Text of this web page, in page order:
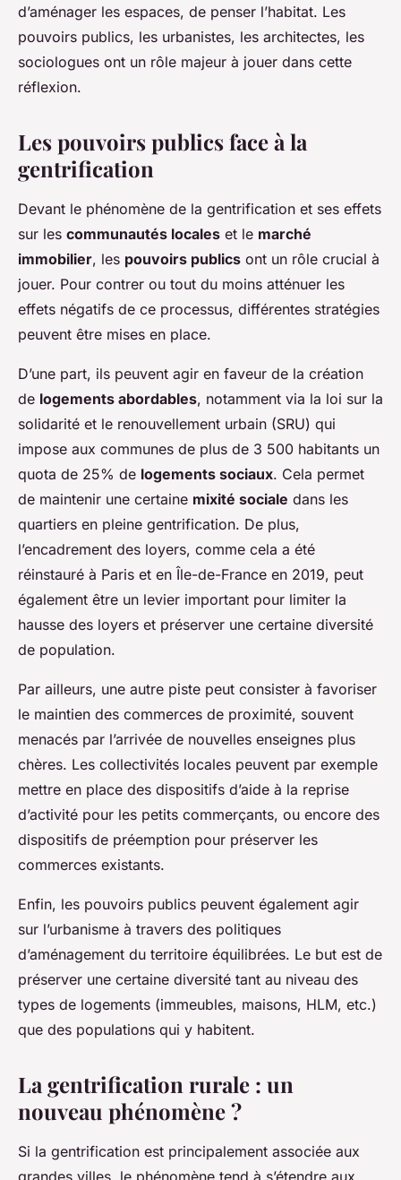
d’aménager les espaces, de penser l’habitat. Les
pouvoirs publics, les urbanistes, les architectes, les
sociologues ont un rôle majeur à jouer dans cette
réflexion.
Les pouvoirs publics face à la
gentrification
Devant le phénomène de la gentrification et ses effets
sur les communautés locales et le marché
immobilier, les pouvoirs publics ont un rôle crucial à
jouer. Pour contrer ou tout du moins atténuer les
effets négatifs de ce processus, différentes stratégies
peuvent être mises en place.
D’une part, ils peuvent agir en faveur de la création
de logements abordables, notamment via la loi sur la
solidarité et le renouvellement urbain (SRU) qui
impose aux communes de plus de 3 500 habitants un
quota de 25% de logements sociaux. Cela permet
de maintenir une certaine mixité sociale dans les
quartiers en pleine gentrification. De plus,
l’encadrement des loyers, comme cela a été
réinstauré à Paris et en Île-de-France en 2019, peut
également être un levier important pour limiter la
hausse des loyers et préserver une certaine diversité
de population.
Par ailleurs, une autre piste peut consister à favoriser
le maintien des commerces de proximité, souvent
menacés par l’arrivée de nouvelles enseignes plus
chères. Les collectivités locales peuvent par exemple
mettre en place des dispositifs d’aide à la reprise
d’activité pour les petits commerçants, ou encore des
dispositifs de préemption pour préserver les
commerces existants.
Enfin, les pouvoirs publics peuvent également agir
sur l’urbanisme à travers des politiques
d’aménagement du territoire équilibrées. Le but est de
préserver une certaine diversité tant au niveau des
types de logements (immeubles, maisons, HLM, etc.)
que des populations qui y habitent.
La gentrification rurale : un
nouveau phénomène ?
Si la gentrification est principalement associée aux
grandes villes, le phénomène tend à s’étendre aux